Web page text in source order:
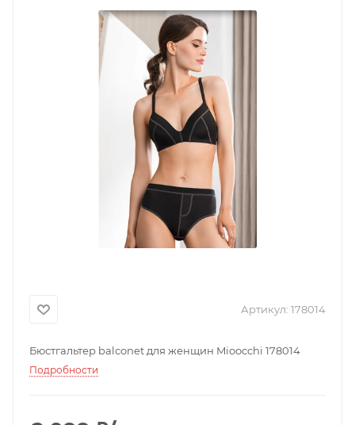
Артикул: 178014
Бюстгальтер balconet для женщин Mioocchi 178014
Подробности